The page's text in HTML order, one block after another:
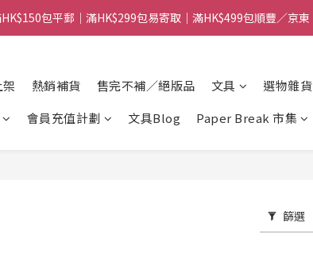
包平郵｜滿HK$299包易寄取｜滿HK$499包順豐／京東
】指定清貨商品每消費HK$100即享購物金HK$50回贈 👈
熱銷補貨 售完不補／絕版品 文具 選物雜貨
會員充值計劃 文具Blog Paper Break 市集
篩選